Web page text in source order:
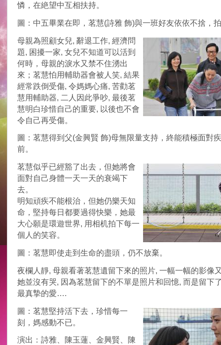
憐，在絶望中互相扶持。
圖：中五畢業在即，茗慧(詩雅 飾)與一班好友依依不捨，
母親為照顧女兒, 辭退工作, 經濟問
題, 困擾一家, 女兒不知道可以活到
何時，母親的淚水又禁不住湧出
來；茗慧怕用輔助器會被人笑, 結果
經常跌倒受傷, 令媽媽心痛, 苦勸茗
慧用輔助器, 二人因此爭吵, 最後茗
慧明白珍惜自己的重要, 以後也不會
令自己再受傷。
圖：茗慧得到父(金興賢 飾)母無限量支持，終能積極面對
前。
茗慧似乎已經豁了出去，但她將會
面對自己身體一天一天的衰竭下
去。
明知頑疾不能根治，但她仍樂天知
命，堅持每日都要過得快樂，她最
大心願是環遊世界, 用相机拍下每一
個人的笑容。
圖：茗慧即使走到生命的盡頭，仍不放棄。
夜欄人靜, 母親看著茗慧遺留下來的照片, 一幅一幅的影像
她並沒有哭, 因為茗慧留下的不單是照片和回憶, 而是留下
最真摯的愛….
圖：茗慧堅持活下去，珍惜每一
刻，媽感動不已。
演出：詩雅、陳玉蓮、金興賢、陳